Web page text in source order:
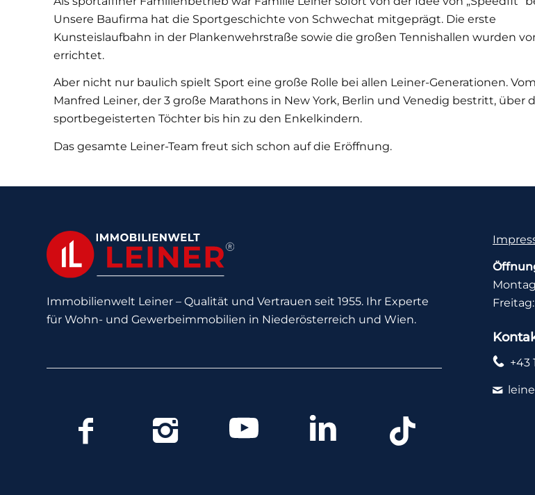
Unsere Baufirma hat die Sportgeschichte von Schwechat mitgeprägt. Die erste
Kunsteislaufbahn in der Plankenwehrstraße sowie die großen Tennishallen wurden
errichtet.
Aber nicht nur baulich spielt Sport eine große Rolle bei allen Leiner-Generationen.
Manfred Leiner, der 3 große Marathons in New York, Berlin und Venedig bestritt, über
sportbegeisterten Töchter bis hin zu den Enkelkindern.
Das gesamte Leiner-Team freut sich schon auf die Eröffnung.
Immobilienwelt Leiner – Qualität und Vertrauen seit 1955. Ihr Experte
für Wohn- und Gewerbeimmobilien in Niederösterreich und Wien.
+43